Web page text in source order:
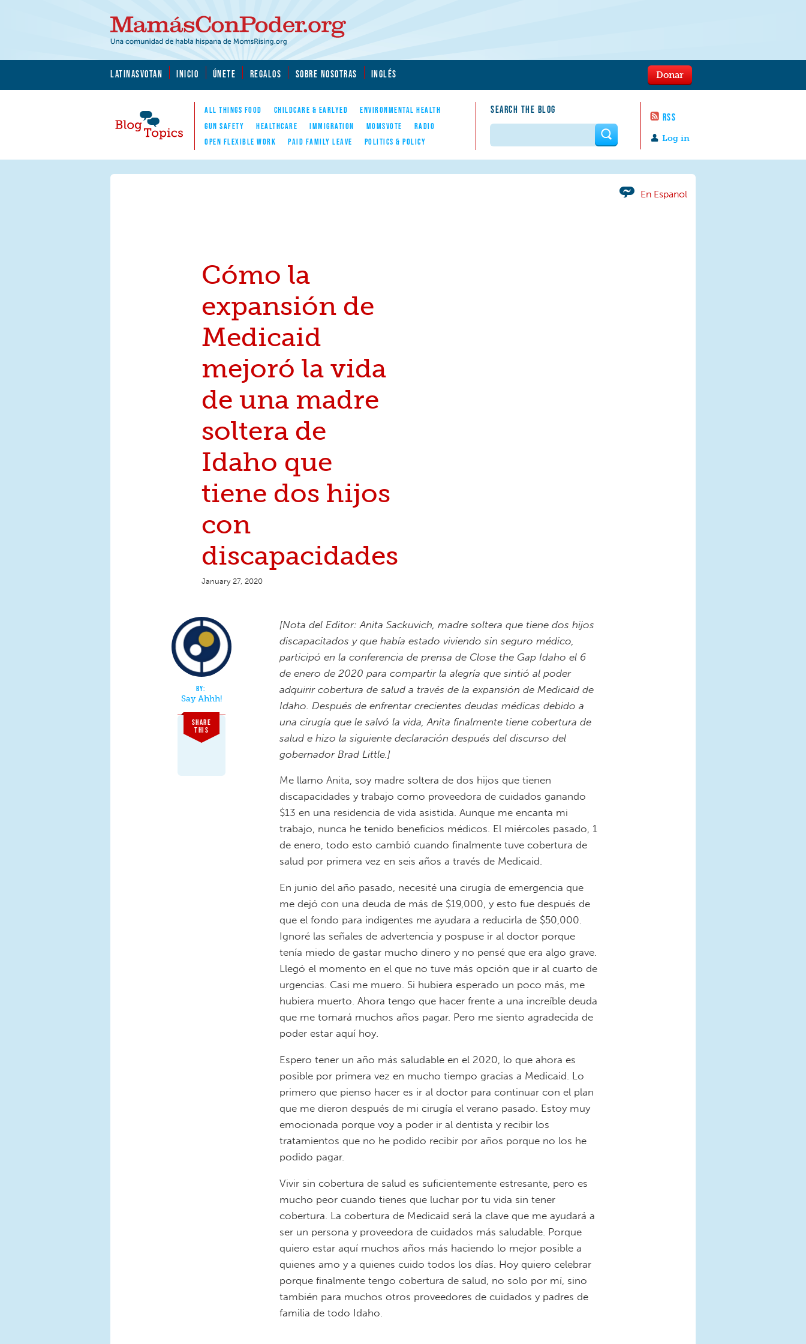
MamásConPoder.org
LATINASVOTAN INICIO ÚNETE REGALOS SOBRE NOSOTRAS INGLÉS
Blog Topics
Nav
ALL THINGS FOOD CHILDCARE & EARLYED
ENVIRONMENTAL HEALTH
GUN SAFETY
HEALTHCARE IMMIGRATION MOMSVOTE
RADIO
OPEN FLEXIBLE WORK
PAID FAMILY LEAVE POLITICS & POLICY
SEARCH THE BLOG
RSS
Log in
Donar
Search form
En Espanol
Cómo la
expansión de
Medicaid
mejoró la vida
de una madre
soltera de
Idaho que
tiene dos hijos
con
discapacidades
January 27, 2020
Say Ahhh!
SHARE
THIS
[Nota del Editor: Anita Sackuvich, madre soltera que tiene dos hijos
discapacitados y que había estado viviendo sin seguro médico,
participó en la conferencia de prensa de Close the Gap Idaho el 6
de enero de 2020 para compartir la alegría que sintió al poder
adquirir cobertura de salud a través de la expansión de Medicaid de
Idaho. Después de enfrentar crecientes deudas médicas debido a
una cirugía que le salvó la vida, Anita finalmente tiene cobertura de
salud e hizo la siguiente declaración después del discurso del
gobernador Brad Little.]
Me llamo Anita, soy madre soltera de dos hijos que tienen
discapacidades y trabajo como proveedora de cuidados ganando
$13 en una residencia de vida asistida. Aunque me encanta mi
trabajo, nunca he tenido beneficios médicos. El miércoles pasado, 1
de enero, todo esto cambió cuando finalmente tuve cobertura de
salud por primera vez en seis años a través de Medicaid.
En junio del año pasado, necesité una cirugía de emergencia que
me dejó con una deuda de más de $19,000, y esto fue después de
que el fondo para indigentes me ayudara a reducirla de $50,000.
Ignoré las señales de advertencia y pospuse ir al doctor porque
tenía miedo de gastar mucho dinero y no pensé que era algo grave.
Llegó el momento en el que no tuve más opción que ir al cuarto de
urgencias. Casi me muero. Si hubiera esperado un poco más, me
hubiera muerto. Ahora tengo que hacer frente a una increíble deuda
que me tomará muchos años pagar. Pero me siento agradecida de
poder estar aquí hoy.
Espero tener un año más saludable en el 2020, lo que ahora es
posible por primera vez en mucho tiempo gracias a Medicaid. Lo
primero que pienso hacer es ir al doctor para continuar con el plan
que me dieron después de mi cirugía el verano pasado. Estoy muy
emocionada porque voy a poder ir al dentista y recibir los
tratamientos que no he podido recibir por años porque no los he
podido pagar.
Vivir sin cobertura de salud es suficientemente estresante, pero es
mucho peor cuando tienes que luchar por tu vida sin tener
cobertura. La cobertura de Medicaid será la clave que me ayudará a
ser un persona y proveedora de cuidados más saludable. Porque
quiero estar aquí muchos años más haciendo lo mejor posible a
quienes amo y a quienes cuido todos los días. Hoy quiero celebrar
porque finalmente tengo cobertura de salud, no solo por mí, sino
también para muchos otros proveedores de cuidados y padres de
familia de todo Idaho.